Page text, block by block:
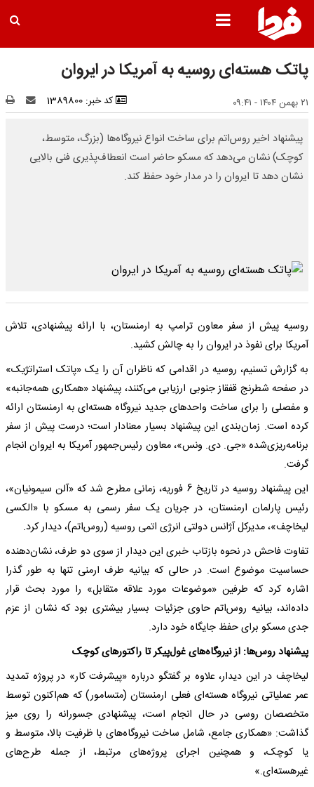
پاتک هسته‌ای روسیه به آمریکا در ایروان
۲۱ بهمن ۱۴۰۴ - ۰۹:۴۱ کد خبر: 1389800
پیشنهاد اخیر روس‌اتم برای ساخت انواع نیروگاه‌ها (بزرگ، متوسط،
کوچک) نشان می‌دهد که مسکو حاضر است انعطاف‌پذیری فنی بالایی
نشان دهد تا ایروان را در مدار خود حفظ کند.
روسیه پیش از سفر معاون ترامپ به ارمنستان، با ارائه پیشنهادی، تلاش
آمریکا برای نفوذ در ایروان را به چالش کشید.
به گزارش تسنیم، روسیه در اقدامی که ناظران آن را یک «پاتک استراتژیک»
در صفحه شطرنج قفقاز جنوبی ارزیابی می‌کنند، پیشنهاد «همکاری همه‌جانبه»
و مفصلی را برای ساخت واحدهای جدید نیروگاه هسته‌ای به ارمنستان ارائه
کرده است. زمان‌بندی این پیشنهاد بسیار معنادار است؛ درست پیش از سفر
برنامه‌ریزی‌شده «جی. دی. ونس»، معاون رئیس‌جمهور آمریکا به ایروان انجام
گرفت.
این پیشنهاد روسیه در تاریخ 6 فوریه، زمانی مطرح شد که «آلن سیمونیان»،
رئیس پارلمان ارمنستان، در جریان یک سفر رسمی به مسکو با «الکسی
لیخاچف»، مدیرکل آژانس دولتی انرژی اتمی روسیه (روس‌اتم)، دیدار کرد.
تفاوت فاحش در نحوه بازتاب خبری این دیدار از سوی دو طرف، نشان‌دهنده
حساسیت موضوع است. در حالی که بیانیه طرف ارمنی تنها به طور گذرا
اشاره کرد که طرفین «موضوعات مورد علاقه متقابل» را مورد بحث قرار
داده‌اند، بیانیه روس‌اتم حاوی جزئیات بسیار بیشتری بود که نشان از عزم
جدی مسکو برای حفظ جایگاه خود دارد.
پیشنهاد روس‌ها: از نیروگاه‌های غول‌پیکر تا راکتورهای کوچک
لیخاچف در این دیدار، علاوه بر گفتگو درباره «پیشرفت کار» در پروژه تمدید
عمر عملیاتی نیروگاه هسته‌ای فعلی ارمنستان (متسامور) که هم‌اکنون توسط
متخصصان روسی در حال انجام است، پیشنهادی جسورانه را روی میز
گذاشت: «همکاری جامع، شامل ساخت نیروگاه‌های با ظرفیت بالا، متوسط و
یا کوچک، و همچنین اجرای پروژه‌های مرتبط، از جمله طرح‌های
غیرهسته‌ای.»